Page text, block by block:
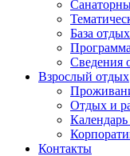
База
Cведения
Взрослый отдых
Отдых и
Контакты